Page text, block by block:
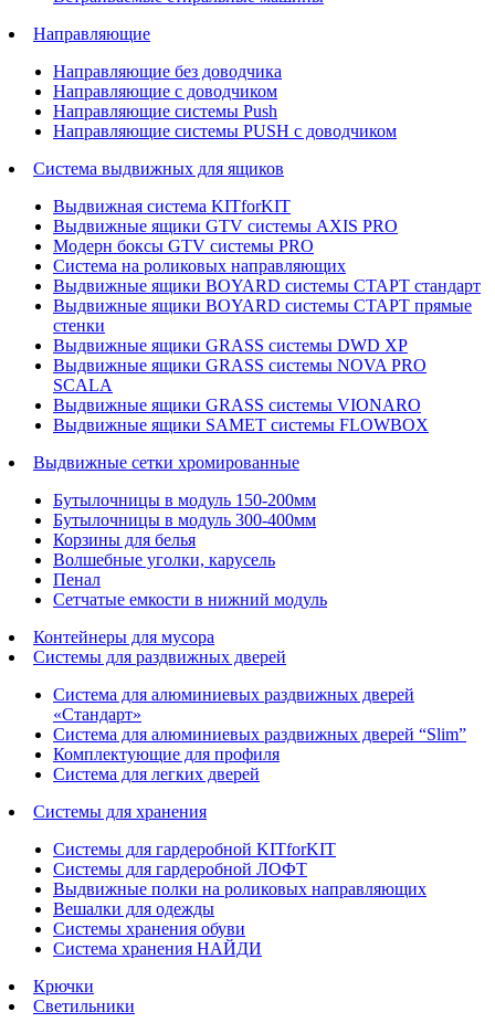
Направляющие
Направляющие без доводчика
Направляющие с доводчиком
Направляющие системы Push
Направляющие системы PUSH с доводчиком
Система выдвижных для ящиков
Выдвижная система KITforKIT
Выдвижные ящики GTV системы AXIS PRO
Модерн боксы GTV системы PRO
Система на роликовых направляющих
Выдвижные ящики BOYARD системы СТАРТ стандарт
Выдвижные ящики BOYARD системы СТАРТ прямые
стенки
Выдвижные ящики GRASS системы DWD XP
Выдвижные ящики GRASS системы NOVA PRO
SCALA
Выдвижные ящики GRASS системы VIONARO
Выдвижные ящики SAMET системы FLOWBOX
Выдвижные сетки хромированные
Бутылочницы в модуль 150-200мм
Бутылочницы в модуль 300-400мм
Корзины для белья
Волшебные уголки, карусель
Пенал
Cетчатые емкости в нижний модуль
Контейнеры для мусора
Системы для раздвижных дверей
Система для алюминиевых раздвижных дверей
«Стандарт»
Система для алюминиевых раздвижных дверей “Slim”
Комплектующие для профиля
Система для легких дверей
Системы для хранения
Системы для гардеробной KITforKIT
Системы для гардеробной ЛОФТ
Выдвижные полки на роликовых направляющих
Вешалки для одежды
Системы хранения обуви
Система хранения НАЙДИ
Крючки
Светильники